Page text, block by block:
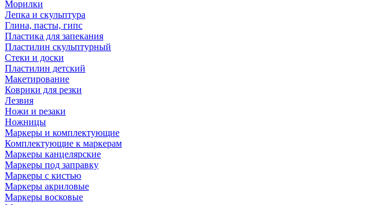
Морилки
Лепка и скульптура
Глина, пасты, гипс
Пластика для запекания
Пластилин скульптурный
Стеки и доски
Пластилин детский
Макетирование
Коврики для резки
Лезвия
Ножи и резаки
Ножницы
Маркеры и комплектующие
Комплектующие к маркерам
Маркеры канцелярские
Маркеры под заправку
Маркеры с кистью
Маркеры акриловые
Маркеры восковые